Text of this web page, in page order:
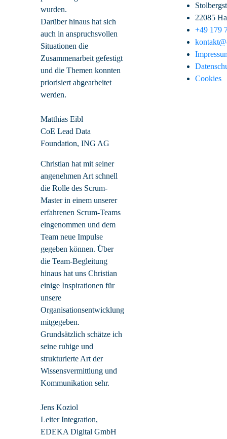
wurden.
Darüber hinaus hat sich
auch in anspruchsvollen
Situationen die
Zusammenarbeit gefestigt
und die Themen konnten
priorisiert abgearbeitet
werden.
Matthias Eibl
CoE Lead Data
Foundation, ING AG
Christian hat mit seiner
angenehmen Art schnell
die Rolle des Scrum-
Master in einem unserer
erfahrenen Scrum-Teams
eingenommen und dem
Team neue Impulse
gegeben können. Über
die Team-Begleitung
hinaus hat uns Christian
einige Inspirationen für
unsere
Organisationsentwicklung
mitgegeben.
Grundsätzlich schätze ich
seine ruhige und
strukturierte Art der
Wissensvermittlung und
Kommunikation sehr.
Jens Koziol
Leiter Integration,
EDEKA Digital GmbH
22085
+49 179
Cookies